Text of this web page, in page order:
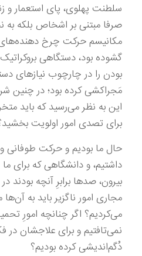
سلطنت پهلوی، پای استعمار و
صرفا مبتنی بر اشخاص بلکه به
مکانیسم حرکت چرخ
گشوده بود، دستگاهی
بودن را در چارچوب نیازهای
مَجراکشی کرده بود؛ در چنین
این به نظر می‌رسید که باید
برای تصدی امور اولویت
حال ما بودیم و حرکت طوفانی و
داشتیم، و دانشگاهی که برای ما
بیرون، صدها برابرِ آنچه بودند
مجاری امور ناگزیر باید به
می‌کردیم؟ اگر چنانچه امورِ
نمی‌تافتیم و برای علاجشان در
دُگم‌اندیشی کرده بودیم؟